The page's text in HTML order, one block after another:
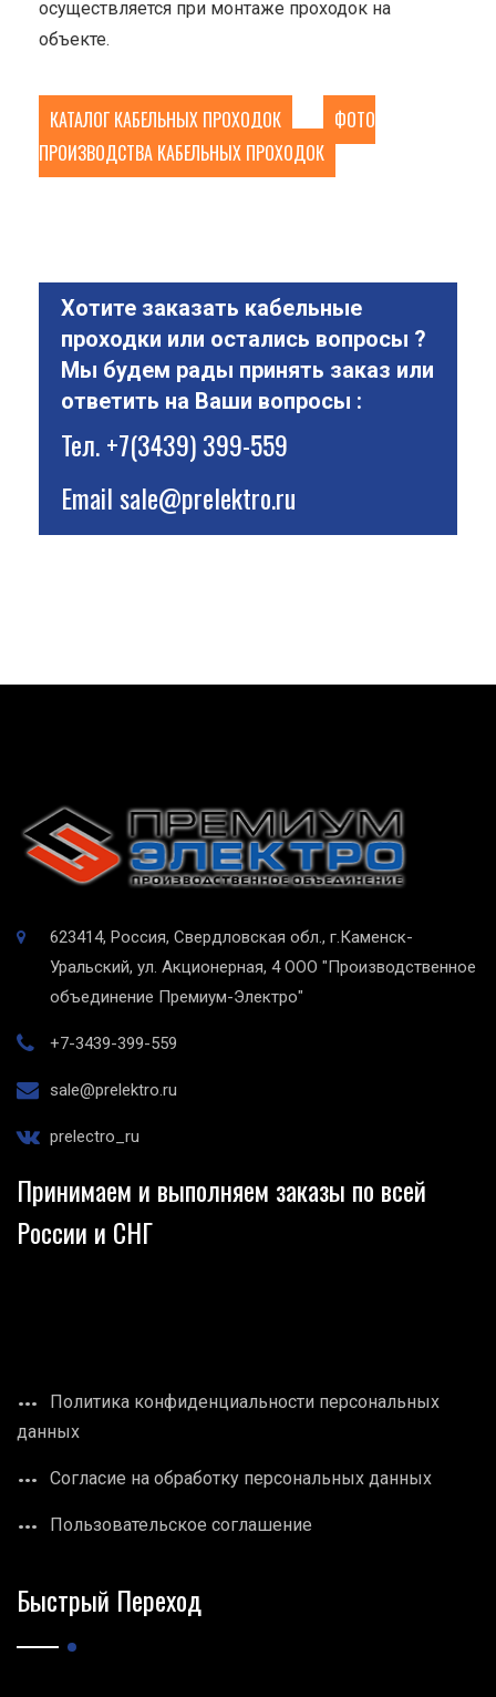
осуществляется при монтаже проходок на
объекте.
КАТАЛОГ КАБЕЛЬНЫХ ПРОХОДОК
ФОТО
ПРОИЗВОДСТВА КАБЕЛЬНЫХ ПРОХОДОК
Хотите заказать кабельные
проходки или остались вопросы ?
Мы будем рады принять заказ или
ответить на Ваши вопросы :
Тел.+7(3439) 399-559
Emailsale@prelektro.ru
623414, Россия, Свердловская обл., г.Каменск-
Уральский, ул. Акционерная, 4 ООО "Производственное
объединение Премиум-Электро"
+7-3439-399-559
sale@prelektro.ru
prelectro_ru
Принимаем и выполняем заказы по всей
России и СНГ
Политика конфиденциальности персональных
данных
Согласие на обработку персональных данных
Пользовательское соглашение
Быстрый Переход